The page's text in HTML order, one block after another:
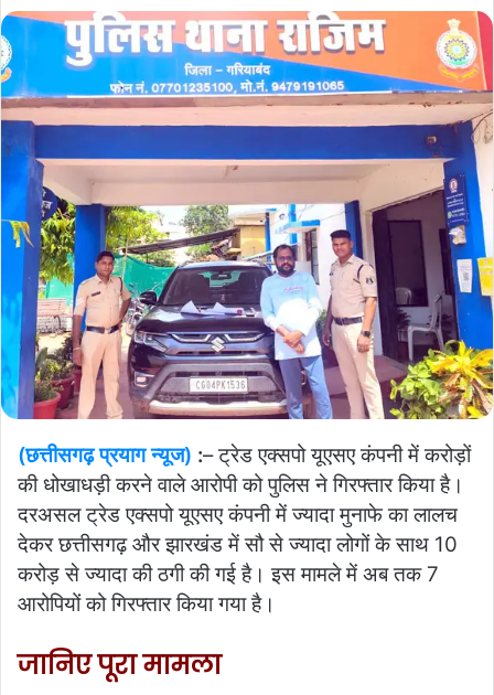
(छत्तीसगढ़ प्रयाग न्यूज) :– ट्रेड एक्सपो यूएसए कंपनी में करोड़ों
की धोखाधड़ी करने वाले आरोपी को पुलिस ने गिरफ्तार किया है।
दरअसल ट्रेड एक्सपो यूएसए कंपनी में ज्यादा मुनाफे का लालच
देकर छत्तीसगढ़ और झारखंड में सौ से ज्यादा लोगों के साथ 10
करोड़ से ज्यादा की ठगी की गई है। इस मामले में अब तक 7
आरोपियों को गिरफ्तार किया गया है।
जानिए पूरा मामला